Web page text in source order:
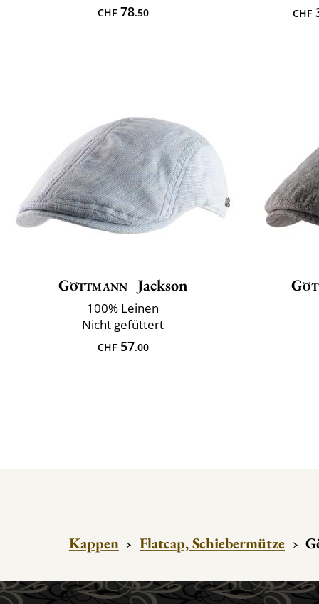
CHF78.50 CHF
Göttmann Jackson
100% Leinen
Nicht gefüttert
CHF57.00
Kappen › Flatcap, Schiebermütze ›